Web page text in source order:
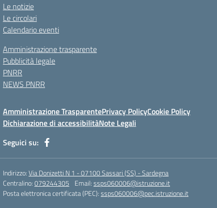
Le notizie
Le circolari
Calendario eventi
Amministrazione trasparente
Pubblicità legale
PNRR
NEWS PNRR
Amministrazione TrasparentePrivacy PolicyCookie Policy
Dichiarazione di accessibilitàNote Legali
Seguici su:
Indirizzo:Via Donizetti N 1 - 07100 Sassari (SS) - Sardegna
Centralino:079244305 Email:ssps060006@istruzione.it
Posta elettronica certificata (PEC):ssps060006@pec.istruzione.it